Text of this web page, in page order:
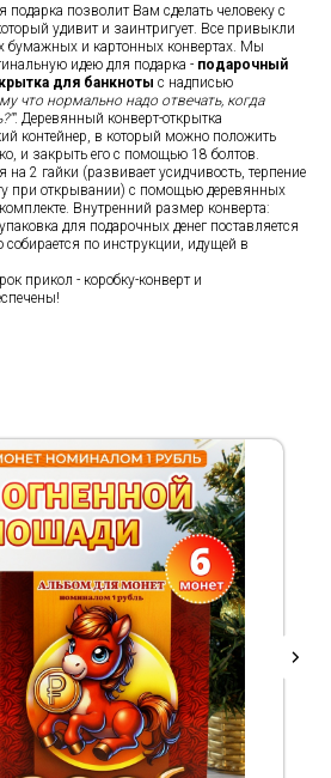
подарка позволит Вам сделать человеку с
удивит и заинтригует. Все привыкли
бумажных и картонных конвертах. Мы
идею для подарка - подарочный
для банкноты с надписью
что нормально надо отвечать, когда
. Деревянный конверт-открытка
контейнер, в который можно положить
и закрыть его с помощью 18 болтов.
2 гайки (развивает усидчивость, терпение
при открывании) с помощью деревянных
Внутренний размер конверта:
для подарочных денег поставляется
собирается по инструкции, идущей в
прикол - коробку-конверт и